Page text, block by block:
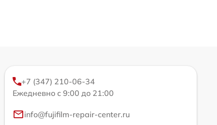
+7 (347) 210-06-34
Ежедневно с 9:00 до 21:00
info@fujifilm-repair-center.ru